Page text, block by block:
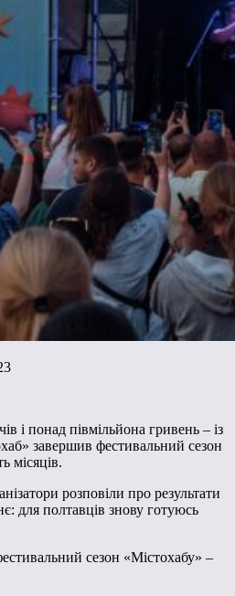
і понад півмільйона гривень – із
завершив фестивальний сезон
місяців.
розповіли про результати
для полтавців знову готуюсь
сезон «Містохабу» –